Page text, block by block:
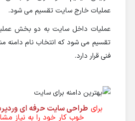
عملیات خارج سایت تقسیم می شود.
عملیات داخل سایت به دو بخش
تقسیم می شود که انتخاب نام
فنی قرار دارد.
برای طراحی سایت حرفه ای
خوب کار خود را به نیاز